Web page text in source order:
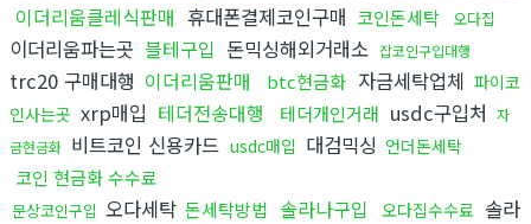
이더리움클레식판매 휴대폰결제코인구매 코인돈세탁 오다집
이더리움파는곳 블테구입 돈믹싱해외거래소 잡코인구입대행
trc20 구매대행 이더리움판매 btc현금화 자금세탁업체 파이코
인사는곳 xrp매입 테더전송대행 테더개인거래 usdc구입처 자
금현금화 비트코인 신용카드 usdc매입 대검믹싱 언더돈세탁
코인 현금화 수수료
문상코인구입 오다세탁 돈세탁방법 솔라나구입 오다집수수료 솔라